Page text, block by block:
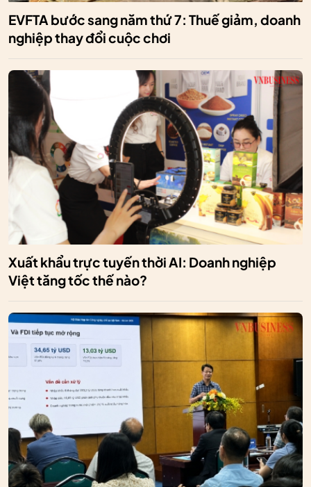
EVFTA bước sang năm thứ 7: Thuế giảm, doanh
nghiệp thay đổi cuộc chơi
Xuất khẩu trực tuyến thời AI: Doanh nghiệp
Việt tăng tốc thế nào?